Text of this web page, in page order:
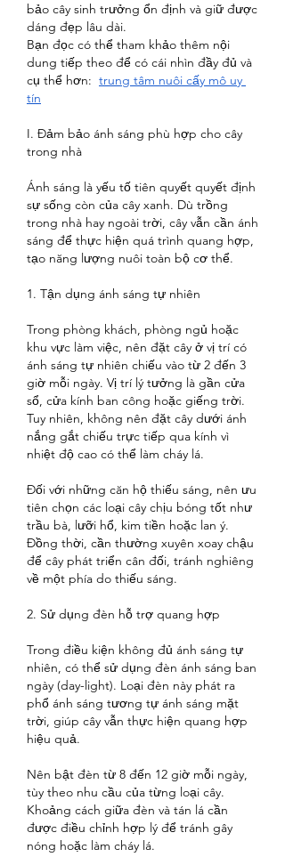
bảo cây sinh trưởng ổn định và giữ được
dáng đẹp lâu dài.
Bạn đọc có thể tham khảo thêm nội
dung tiếp theo để có cái nhìn đầy đủ và
cụ thể hơn: trung tâm nuôi cấy mô uy
tín
I. Đảm bảo ánh sáng phù hợp cho cây
trong nhà
Ánh sáng là yếu tố tiên quyết quyết định
sự sống còn của cây xanh. Dù trồng
trong nhà hay ngoài trời, cây vẫn cần ánh
sáng để thực hiện quá trình quang hợp,
tạo năng lượng nuôi toàn bộ cơ thể.
1. Tận dụng ánh sáng tự nhiên
Trong phòng khách, phòng ngủ hoặc
khu vực làm việc, nên đặt cây ở vị trí có
ánh sáng tự nhiên chiếu vào từ 2 đến 3
giờ mỗi ngày. Vị trí lý tưởng là gần cửa
sổ, cửa kính ban công hoặc giếng trời.
Tuy nhiên, không nên đặt cây dưới ánh
nắng gắt chiếu trực tiếp qua kính vì
nhiệt độ cao có thể làm cháy lá.
Đối với những căn hộ thiếu sáng, nên ưu
tiên chọn các loại cây chịu bóng tốt như
trầu bà, lưỡi hổ, kim tiền hoặc lan ý.
Đồng thời, cần thường xuyên xoay chậu
để cây phát triển cân đối, tránh nghiêng
về một phía do thiếu sáng.
2. Sử dụng đèn hỗ trợ quang hợp
Trong điều kiện không đủ ánh sáng tự
nhiên, có thể sử dụng đèn ánh sáng ban
ngày (day-light). Loại đèn này phát ra
phổ ánh sáng tương tự ánh sáng mặt
trời, giúp cây vẫn thực hiện quang hợp
hiệu quả.
Nên bật đèn từ 8 đến 12 giờ mỗi ngày,
tùy theo nhu cầu của từng loại cây.
Khoảng cách giữa đèn và tán lá cần
được điều chỉnh hợp lý để tránh gây
nóng hoặc làm cháy lá.